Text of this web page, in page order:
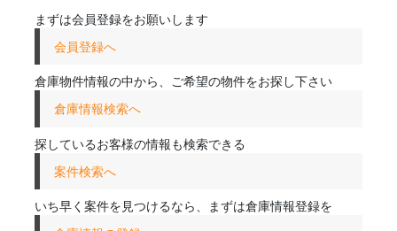
まずは会員登録をお願いします
会員登録へ
倉庫物件情報の中から、ご希望の物件をお探し下さい
倉庫情報検索へ
探しているお客様の情報も検索できる
案件検索へ
いち早く案件を見つけるなら、まずは倉庫情報登録を